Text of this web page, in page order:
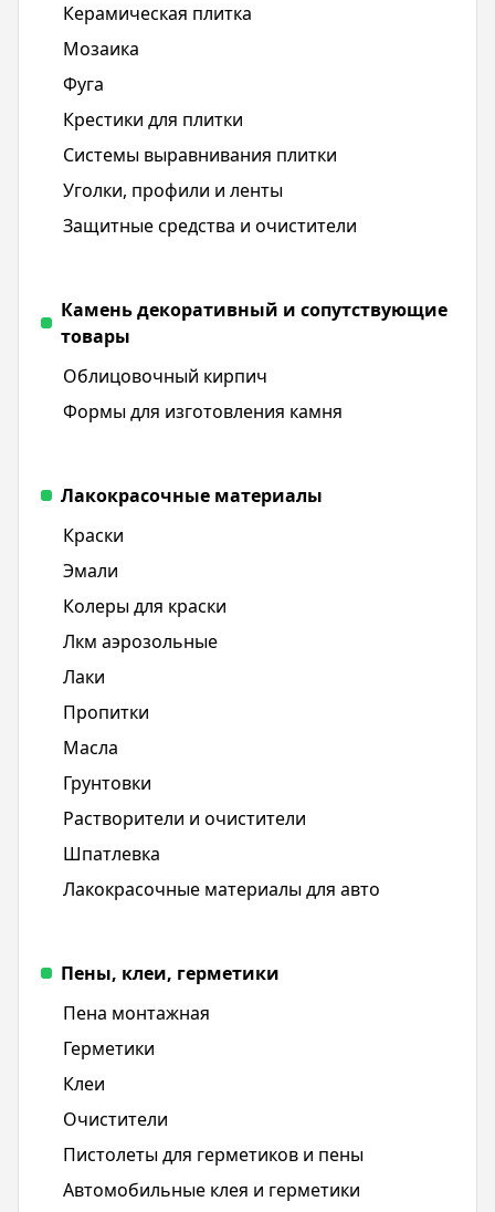
Керамическая плитка
Мозаика
Фуга
Крестики для плитки
Системы выравнивания плитки
Уголки, профили и ленты
Защитные средства и очистители
Камень декоративный и сопутствующие
товары
Облицовочный кирпич
Формы для изготовления камня
Лакокрасочные материалы
Краски
Эмали
Колеры для краски
Лкм аэрозольные
Лаки
Пропитки
Масла
Грунтовки
Растворители и очистители
Шпатлевка
Лакокрасочные материалы для авто
Пены, клеи, герметики
Пена монтажная
Герметики
Клеи
Очистители
Пистолеты для герметиков и пены
Автомобильные клея и герметики